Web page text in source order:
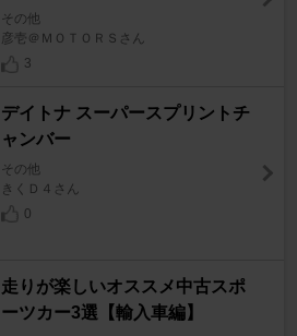
その他
彦壱＠ＭＯＴＯＲＳさん
3
デイトナ スーパースプリントチ
ャンバー
その他
きくＤ４さん
0
走りが楽しいオススメ中古スポ
ーツカー3選【輸入車編】